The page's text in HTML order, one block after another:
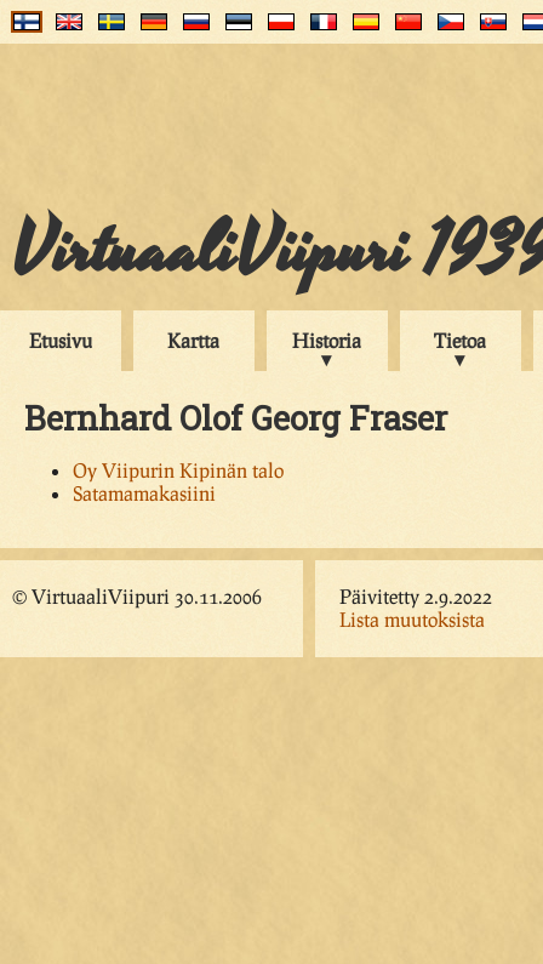
VirtuaaliViipuri
Etusivu Kartta Historia Tietoa
Bernhard Olof Georg Fraser
Oy Viipurin Kipinän talo
Satamamakasiini
© VirtuaaliViipuri 30.11.2006
Päivitetty 2.9.2022
Lista muutoksista